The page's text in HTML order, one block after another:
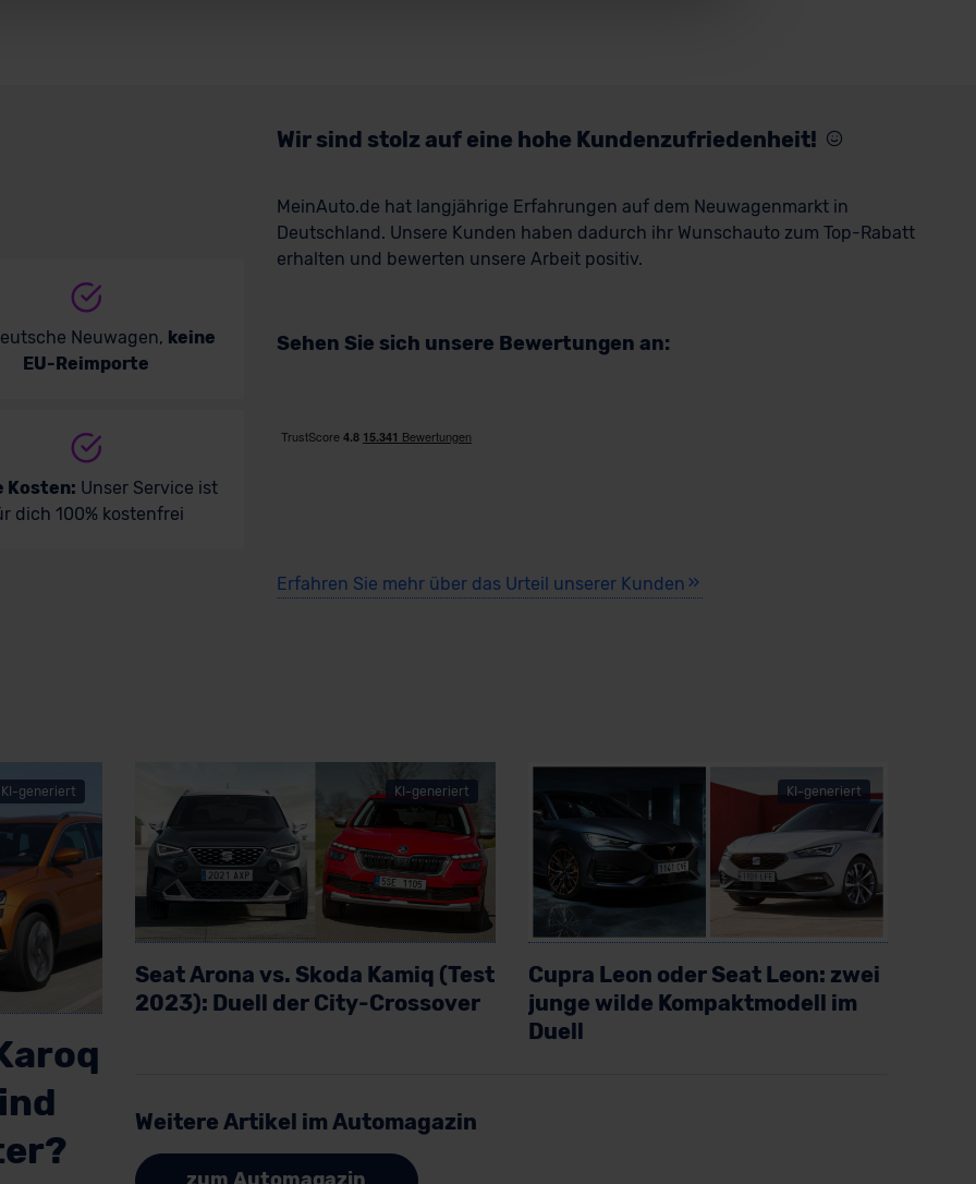
Neuwagen, keine
EU-Reimporte
Kosten: Unser Service ist
dich 100% kostenfrei
Wir sind stolz auf eine hohe Kundenzufriedenheit!
MeinAuto.de hat langjährige Erfahrungen auf dem Neuwagenmarkt in
Deutschland. Unsere Kunden haben dadurch ihr Wunschauto zum Top-Rabatt
erhalten und bewerten unsere Arbeit positiv.
Sehen Sie sich unsere Bewertungen an:
Erfahren Sie mehr über das Urteil unserer Kunden
KI-generiert KI-generiert
Seat Arona vs. Skoda Kamiq (Test
2023): Duell der City-Crossover
KI-generiert
Cupra Leon oder Seat Leon: zwei
junge wilde Kompaktmodell im
Duell
Weitere Artikel im Automagazin